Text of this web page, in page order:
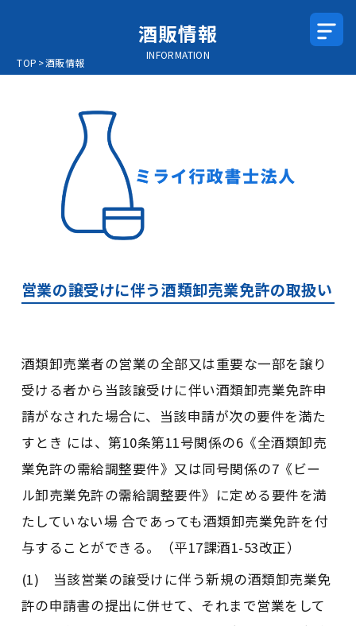
酒販情報
INFORMATION
TOP >酒販情報
営業の譲受けに伴う酒類卸売業免許の取扱い
酒類卸売業者の営業の全部又は重要な一部を譲り
受ける者から当該譲受けに伴い酒類卸売業免許申
請がなされた場合に、当該申請が次の要件を満た
すとき には、第10条第11号関係の6《全酒類卸売
業免許の需給調整要件》又は同号関係の7《ビー
ル卸売業免許の需給調整要件》に定める要件を満
たしていない場 合であっても酒類卸売業免許を付
与することができる。（平17課酒1-53改正）
(1) 当該営業の譲受けに伴う新規の酒類卸売業免
許の申請書の提出に併せて、それまで営業をして